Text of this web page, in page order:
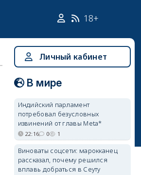
18+
Личный кабинет
В мире
Индийский парламент
потребовал безусловных
извинений от главы Meta*
22:16 0 1
Виноваты соцсети: марокканец
рассказал, почему решился
вплавь добраться в Сеуту